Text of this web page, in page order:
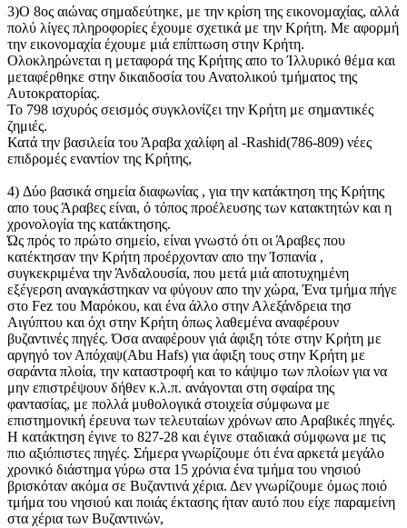
3)Ο 8ος αιώνας σημαδεύτηκε, με την κρίση της εικονομαχίας, αλλά
πολύ λίγες πληροφορίες έχουμε σχετικά με την Κρήτη. Με αφορμή
την εικονομαχία έχουμε μιά επίπτωση στην Κρήτη.
Ολοκληρώνεται η μεταφορά της Κρήτης απο το Ίλλυρικό θέμα και
μεταφέρθηκε στην δικαιδοσία του Ανατολικού τμήματος της
Αυτοκρατορίας.
Το 798 ισχυρός σεισμός συγκλονίζει την Κρήτη με σημαντικές
ζημιές.
Κατά την βασιλεία του Άραβα χαλίφη al -Rashid(786-809) νέες
επιδρομές εναντίον της Κρήτης,
4) Δύο βασικά σημεία διαφωνίας , για την κατάκτηση της Κρήτης
απο τους Άραβες είναι, ό τόπος προέλευσης των κατακτητών και η
χρονολογία της κατάκτησης.
Ώς πρός το πρώτο σημείο, είναι γνωστό ότι οι Άραβες που
κατέκτησαν την Κρήτη προέρχονταν απο την Ίσπανία ,
συγκεκριμένα την Άνδαλουσία, που μετά μιά αποτυχημένη
εξέγερση αναγκάστηκαν να φύγουν απο την χώρα, Ένα τμήμα πήγε
στο Fez του Μαρόκου, και ένα άλλο στην Αλεξάνδρεια τησ
Αιγύπτου και όχι στην Κρήτη όπως λαθεμένα αναφέρουν
βυζαντινές πηγές. Όσα αναφέρουν γιά άφιξη τότε στην Κρήτη με
αργηγό τον Απόχαψ(Αbu Hafs) για άφιξη τους στην Κρήτη με
σαράντα πλοία, την καταστροφή και το κάψιμο των πλοίων για να
μην επιστρέψουν δήθεν κ.λ.π. ανάγονται στη σφαίρα της
φαντασίας, με πολλά μυθολογικά στοιχεία σύμφωνα με
επιστημονική έρευνα των τελευταίων χρόνων απο Αραβικές πηγές.
Η κατάκτηση έγινε το 827-28 και έγινε σταδιακά σύμφωνα με τις
πιο αξιόπιστες πηγές. Σήμερα γνωρίζουμε ότι ένα αρκετά μεγάλο
χρονικό διάστημα γύρω στα 15 χρόνια ένα τμήμα του νησιού
βρισκόταν ακόμα σε Βυζαντινά χέρια. Δεν γνωρίζουμε όμως ποιό
τμήμα του νησιού και ποιάς έκτασης ήταν αυτό που είχε παραμείνη
στα χέρια των Βυζαντινών,